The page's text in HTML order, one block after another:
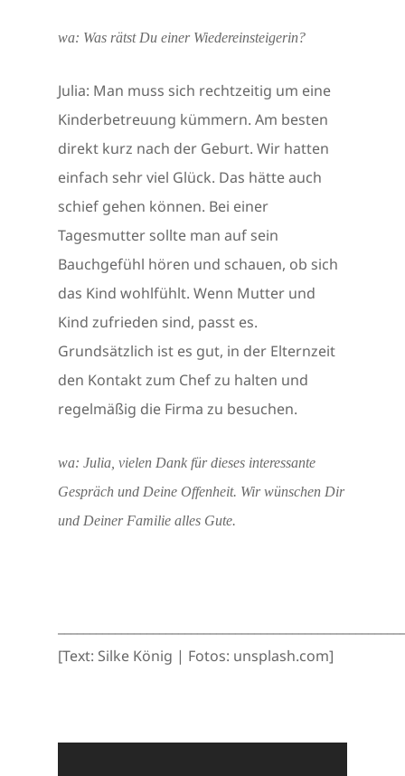
wa: Was rätst Du einer Wiedereinsteigerin?
Julia: Man muss sich rechtzeitig um eine
Kinderbetreuung kümmern. Am besten
direkt kurz nach der Geburt. Wir hatten
einfach sehr viel Glück. Das hätte auch
schief gehen können. Bei einer
Tagesmutter sollte man auf sein
Bauchgefühl hören und schauen, ob sich
das Kind wohlfühlt. Wenn Mutter und
Kind zufrieden sind, passt es.
Grundsätzlich ist es gut, in der Elternzeit
den Kontakt zum Chef zu halten und
regelmäßig die Firma zu besuchen.
wa: Julia, vielen Dank für dieses interessante
Gespräch und Deine Offenheit. Wir wünschen Dir
und Deiner Familie alles Gute.
[Text: Silke König | Fotos: unsplash.com]